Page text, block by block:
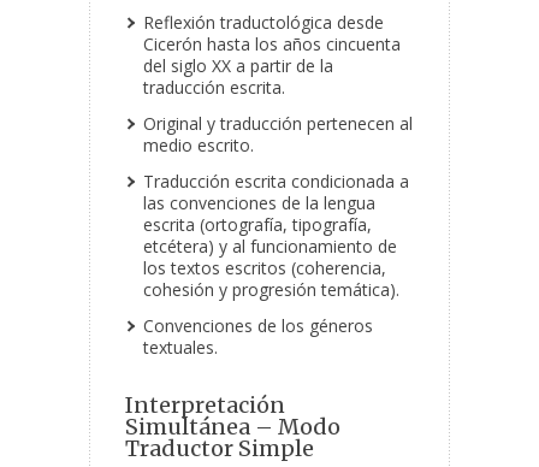
Reflexión traductológica desde
Cicerón hasta los años cincuenta
del siglo XX a partir de la
traducción escrita.
Original y traducción pertenecen al
medio escrito.
Traducción escrita condicionada a
las convenciones de la lengua
escrita (ortografía, tipografía,
etcétera) y al funcionamiento de
los textos escritos (coherencia,
cohesión y progresión temática).
Convenciones de los géneros
textuales.
Interpretación
Simultánea – Modo
Traductor Simple